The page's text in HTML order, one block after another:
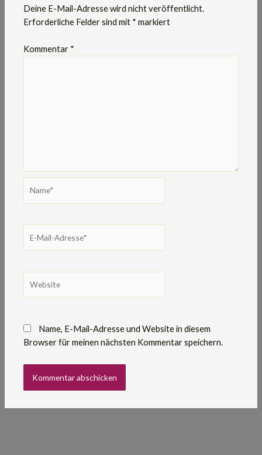
Deine E-Mail-Adresse wird nicht veröffentlicht.
Erforderliche Felder sind mit * markiert
Kommentar *
Mail-
Name, E-Mail-Adresse und Website in diesem
Browser für meinen nächsten Kommentar speichern.